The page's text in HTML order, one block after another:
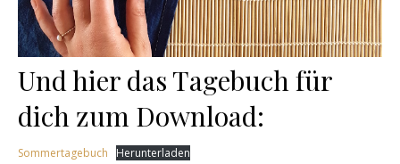
Und hier das Tagebuch für
dich zum Download:
Sommertagebuch Herunterladen